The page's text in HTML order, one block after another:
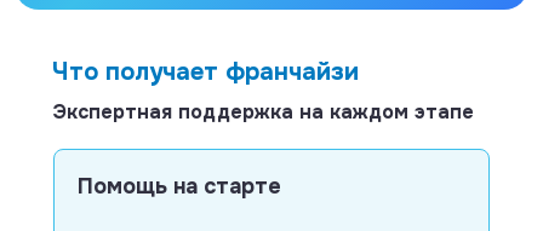
Помощь на старте
Экспертная поддержка на каждом этапе
Что получает франчайзи